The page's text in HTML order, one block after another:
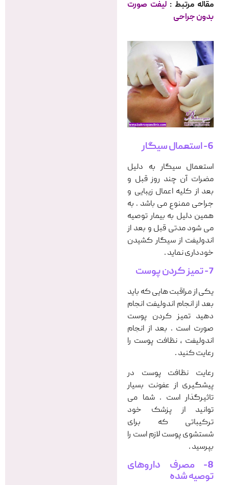
مقاله مرتبط : لیفت صورت
بدون جراحی
6- استعمال سیگار
استعمال سیگار به دلیل
مضرات آن چند روز قبل و
بعد از کلیه اعمال زیبایی و
جراحی ممنوع می باشد . به
همین دلیل به بیمار توصیه
می شود مدتی قبل و بعد از
اندولیفت از سیگار کشیدن
خودداری نماید .
7- تمیز کردن پوست
یکی از مراقبت هایی که باید
بعد از انجام اندولیفت انجام
دهید تمیز کردن پوست
صورت است . بعد از انجام
اندولیفت ، نظافت پوست را
رعایت کنید .
رعایت نظافت پوست در
پیشگیری از عفونت بسیار
تاثیرگذار است . شما می
توانید از پزشک خود
ترکیباتی که برای
شستشوی پوست لازم است را
بپرسید .
8- مصرف داروهای
توصیه شده